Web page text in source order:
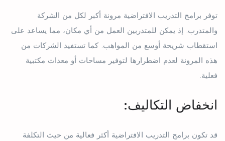
توفر برامج التدريب الافتراضية مرونة أكبر لكل من الشركة
والمتدرب. إذ يمكن للمتدربين العمل من أي مكان، مما يساعد على
استقطاب شريحة أوسع من المواهب. كما تستفيد الشركات من
هذه المرونة لعدم اضطرارها لتوفير مساحات أو معدات مكتبية
فعلية.
انخفاض التكاليف:
قد تكون برامج التدريب الافتراضية أكثر فعالية من حيث التكلفة